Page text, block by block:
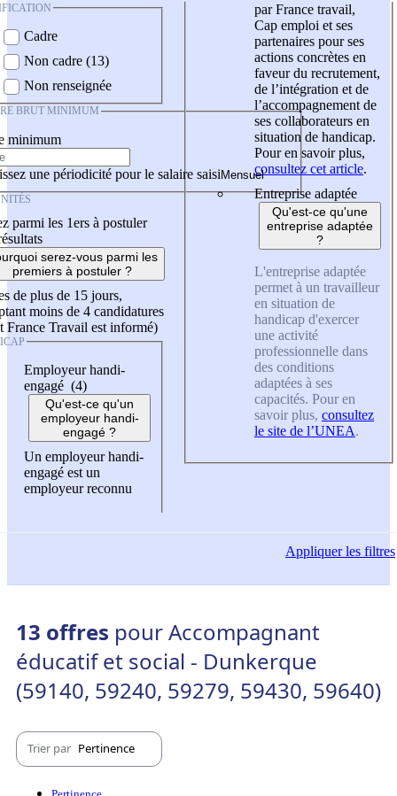
Cadre
Non cadre (13)
Non renseignée
BRUT MINIMUM
minimum
une périodicité pour le salaire saisi
parmi les 1ers à postuler
serez-vous parmi les
premiers à postuler ?
de plus de 15 jours,
moins de 4 candidatures
France Travail est informé)
Employeur handi-
engagé (4)
Qu'est-ce qu'un
employeur handi-
engagé ?
Un employeur handi-
engagé est un
employeur reconnu
par France travail,
Cap emploi et ses
partenaires pour ses
actions concrètes en
faveur du recrutement,
de l’intégration et de
l’accompagnement de
ses collaborateurs en
situation de handicap.
Pour en savoir plus,
consultez cet article.
Entreprise adaptée
Qu'est-ce qu'une
entreprise adaptée
?
L'entreprise adaptée
permet à un travailleur
en situation de
handicap d'exercer
une activité
professionnelle dans
des conditions
adaptées à ses
capacités. Pour en
savoir plus, consultez
le site de l’UNEA.
Appliquerles filtres
13 offres pour Accompagnant
éducatif et social - Dunkerque
(59140, 59240, 59279, 59430, 59640)
Trier par Pertinence